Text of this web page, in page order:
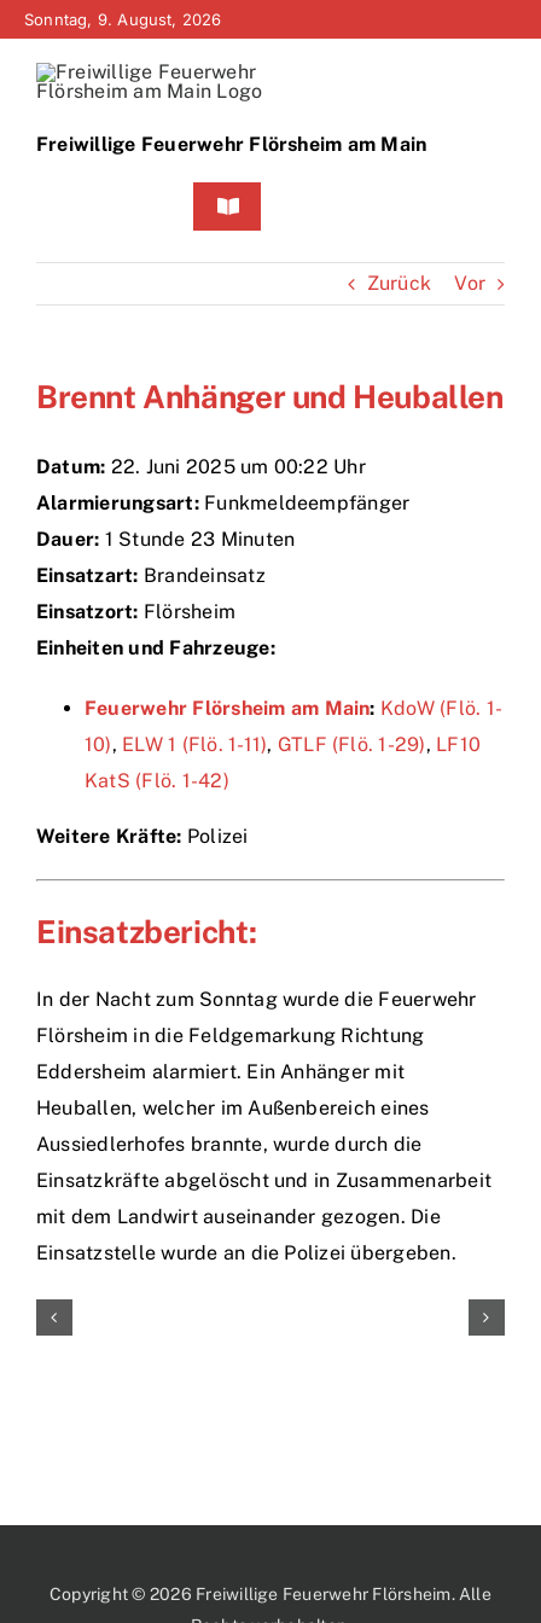
Zum
springen
Sonntag, 9. August, 2026
Freiwillige Feuerwehr Flörsheim am Main
Toggle
Home
Bürgerinfo
Über uns
Technik
Zurück Vor
Brennt Anhänger und Heuballen
Datum: 22. Juni 2025 um 00:22 Uhr
Alarmierungsart:Funkmeldeempfänger
Dauer: 1 Stunde 23 Minuten
Einsatzart: Brandeinsatz
Einsatzort: Flörsheim
Einheiten und Fahrzeuge:
Feuerwehr Flörsheim am Main: KdoW (Flö. 1-
10), ELW 1 (Flö. 1-11), GTLF (Flö. 1-29), LF10
KatS (Flö. 1-42)
Weitere Kräfte: Polizei
Einsatzbericht:
In der Nacht zum Sonntag wurde die Feuerwehr
Flörsheim in die Feldgemarkung Richtung
Eddersheim alarmiert. Ein Anhänger mit
Heuballen, welcher im Außenbereich eines
Aussiedlerhofes brannte, wurde durch die
Einsatzkräfte abgelöscht und in Zusammenarbeit
mit dem Landwirt auseinander gezogen. Die
Einsatzstelle wurde an die Polizei übergeben.
Copyright © 2026 Freiwillige Feuerwehr Flörsheim. Alle